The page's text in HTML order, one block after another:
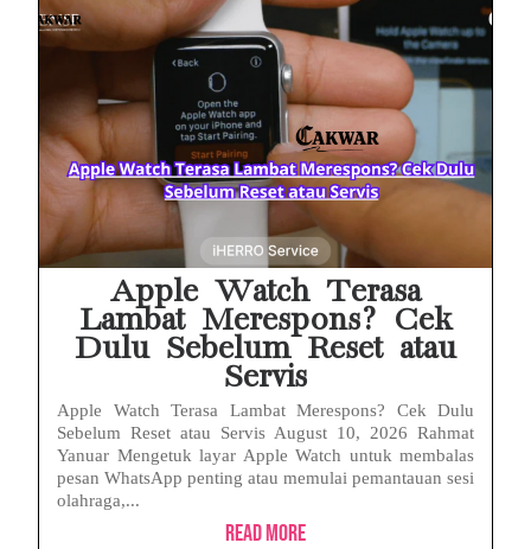
Prabowo Sebut ‘Londo Ireng’, Ray Rangkuti Desak DPR Bersikap, Ini Ulasan Politiknya
Febrie Adriansyah Ditahan, Mengapa Tanpa Rompi Pink? Ini Penjelasan dan Faktanya
Apple Watch Terasa
Lambat Merespons? Cek
Dulu Sebelum Reset atau
Servis
Apple Watch Terasa Lambat Merespons? Cek Dulu
Sebelum Reset atau Servis August 10, 2026 Rahmat
Yanuar Mengetuk layar Apple Watch untuk membalas
pesan WhatsApp penting atau memulai pemantauan sesi
olahraga,...
Read More